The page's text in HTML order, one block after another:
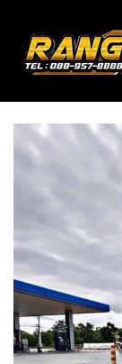
content
รถยก168 รถสไล